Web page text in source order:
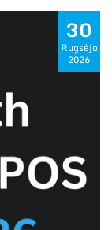
30
Rugsėjo
2026